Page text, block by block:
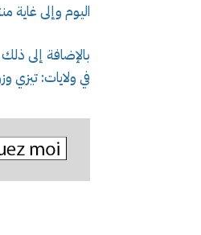
اليوم وإلى غاية
بالإضافة إلى
في ولايات: تيزي